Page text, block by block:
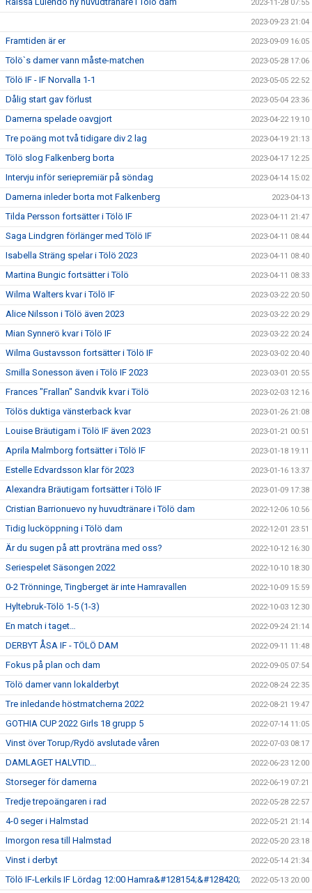
2023-11-28 07:55
2023-09-23 21:04
Framtiden är er 2023-09-09 16:05
Tölö`s damer vann måste-matchen 2023-05-28 17:06
Tölö IF - IF Norvalla 1-1 2023-05-05 22:52
Dålig start gav förlust 2023-05-04 23:36
Damerna spelade oavgjort 2023-04-22 19:10
Tre poäng mot två tidigare div 2 lag 2023-04-19 21:13
Tölö slog Falkenberg borta 2023-04-17 12:25
Intervju inför seriepremiär på söndag 2023-04-14 15:02
Damerna inleder borta mot Falkenberg 2023-04-13
Tilda Persson fortsätter i Tölö IF 2023-04-11 21:47
Saga Lindgren förlänger med Tölö IF 2023-04-11 08:44
Isabella Sträng spelar i Tölö 2023 2023-04-11 08:40
Martina Bungic fortsätter i Tölö 2023-04-11 08:33
Wilma Walters kvar i Tölö IF 2023-03-22 20:50
Alice Nilsson i Tölö även 2023 2023-03-22 20:29
Mian Synnerö kvar i Tölö IF 2023-03-22 20:24
Wilma Gustavsson fortsätter i Tölö IF 2023-03-02 20:40
Smilla Sonesson även i Tölö IF 2023 2023-03-01 20:55
Frances "Frallan" Sandvik kvar i Tölö 2023-02-03 12:16
Tölös duktiga vänsterback kvar 2023-01-26 21:08
Louise Bräutigam i Tölö IF även 2023 2023-01-21 00:51
Aprila Malmborg fortsätter i Tölö IF 2023-01-18 19:11
Estelle Edvardsson klar för 2023 2023-01-16 13:37
Alexandra Bräutigam fortsätter i Tölö IF 2023-01-09 17:38
Cristian Barrionuevo ny huvudtränare i Tölö dam 2022-12-06 10:56
Tidig lucköppning i Tölö dam 2022-12-01 23:51
Är du sugen på att provträna med oss? 2022-10-12 16:30
Seriespelet Säsongen 2022 2022-10-10 18:30
0-2 Trönninge, Tingberget är inte Hamravallen 2022-10-09 15:59
Hyltebruk-Tölö 1-5 (1-3) 2022-10-03 12:30
En match i taget… 2022-09-24 21:14
DERBYT ÅSA IF - TÖLÖ DAM 2022-09-11 11:48
Fokus på plan och dam 2022-09-05 07:54
Tölö damer vann lokalderbyt 2022-08-24 22:35
Tre inledande höstmatcherna 2022 2022-08-21 19:47
GOTHIA CUP 2022 Girls 18 grupp 5 2022-07-14 11:05
Vinst över Torup/Rydö avslutade våren 2022-07-03 08:17
DAMLAGET HALVTID... 2022-06-23 12:00
Storseger för damerna 2022-06-19 07:21
Tredje trepoängaren i rad 2022-05-28 22:57
4-0 seger i Halmstad 2022-05-21 21:14
Imorgon resa till Halmstad 2022-05-20 23:18
Vinst i derbyt 2022-05-14 21:34
Tölö IF-Lerkils IF Lördag 12:00 Hamra&#128154;&#128420; 2022-05-13 20:00